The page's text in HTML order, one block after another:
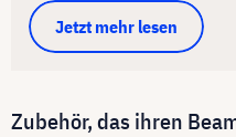
Jetzt mehr lesen
Zubehör, das ihren